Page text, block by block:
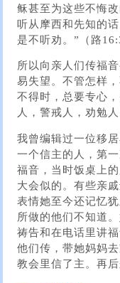
稣甚至为这些不悔
听从摩西和先知的
是不听劝。”（路
所以向亲人们传福
易失望。不管怎样
不得时，总要专心
人，警戒人，劝勉
我曾编辑过一位移
一个信主的人，第
福音，当时饭桌上
大会似的。有些亲
表情她至今还记忆
所做的他们不知道
祷告和在电话里讲
他们传，带她妈妈
教会里信了主。再